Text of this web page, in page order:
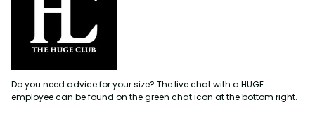
Do you need advice for your size? The live chat with a HUGE
employee can be found on the green chat icon at the bottom right.